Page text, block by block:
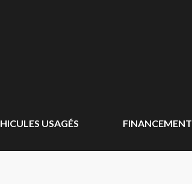
USAGÉS FINANCEMENT